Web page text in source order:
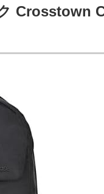
Crosstown